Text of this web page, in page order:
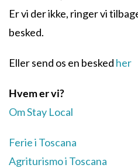
Er vi der ikke, ringer vi
besked.
Eller send os en besked her
Hvem er vi?
Om Stay Local
Ferie i Toscana
Agriturismo i Toscana